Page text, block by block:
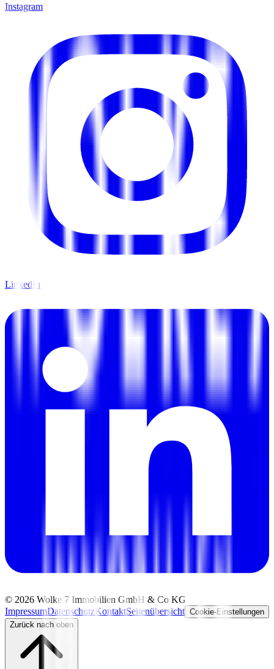
Instagram
LinkedIn
© 2026 Wolke 7 Immobilien GmbH & Co KG
ImpressumDatenschutzKontaktSeitenübersicht Cookie-Einstellungen
Zurück nach oben